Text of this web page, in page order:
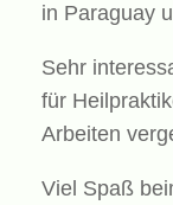
in Paraguay
Sehr
für
Arbeiten
Viel Spaß